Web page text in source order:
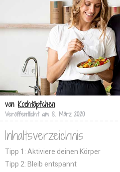
von Kochtöpfchen
Veröffentlicht am 18. März 2020
Inhaltsverzeichnis
Tipp 1: Aktiviere deinen Körper
Tipp 2: Bleib entspannt